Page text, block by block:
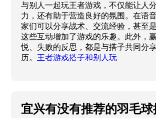
与别人一起玩王者游戏，不仅能让人
力，还有助于营造良好的氛围。在语
家们可以分享战术、交流经验，甚至
这些互动增加了游戏的乐趣。此外，
悦、失败的反思，都是与搭子共同分
历。 王者游戏搭子和别人玩
宜兴有没有推荐的羽毛